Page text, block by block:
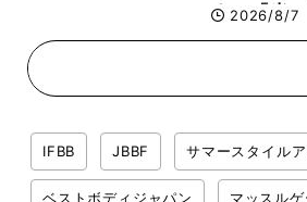
する「米
回復メシ
2026/8/7
IFBB JBBF サマースタイル
ベストボディジャパン マッスルゲ